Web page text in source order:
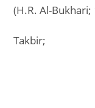
(H.R. Al-
Takbir;